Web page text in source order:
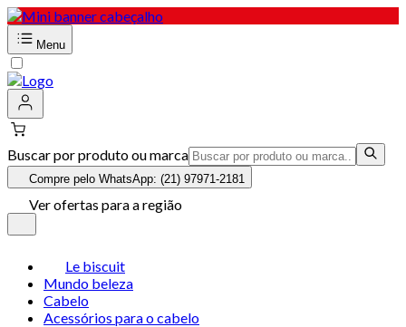
Menu
Buscar por produto ou marca
Compre pelo WhatsApp: (21) 97971-2181
Ver ofertas para a região
Le biscuit
Mundo beleza
Cabelo
Acessórios para o cabelo